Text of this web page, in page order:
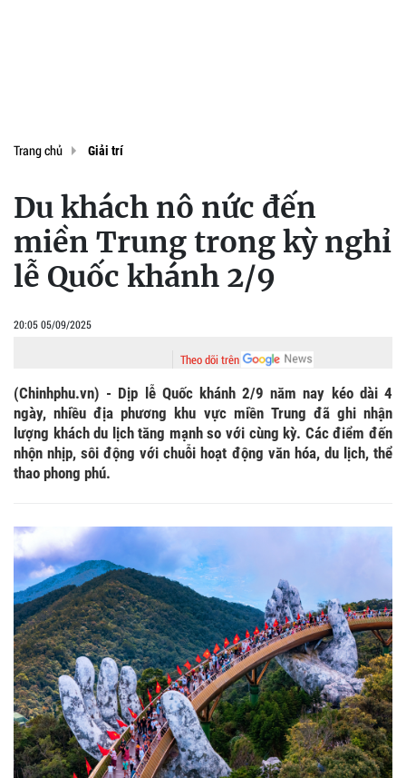
Trang chủ Giải trí
Du khách nô nức đến
miền Trung trong kỳ nghỉ
lễ Quốc khánh 2/9
20:05 05/09/2025
Theo dõi trên
(Chinhphu.vn) - Dịp lễ Quốc khánh 2/9 năm nay kéo dài 4
ngày, nhiều địa phương khu vực miền Trung đã ghi nhận
lượng khách du lịch tăng mạnh so với cùng kỳ. Các điểm đến
nhộn nhịp, sôi động với chuỗi hoạt động văn hóa, du lịch, thể
thao phong phú.